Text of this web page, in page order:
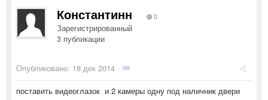
Константинн 0
Зарегистрированный
3 публикации
Опубликовано: 18 дек 2014 ·
поставить видеоглазок и 2 камеры одну под наличник двери